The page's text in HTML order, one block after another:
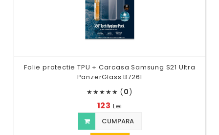
Folie protectie TPU + Carcasa Samsung S21 Ultra
PanzerGlass B7261
★★★★★ (0)
123 Lei
CUMPARA